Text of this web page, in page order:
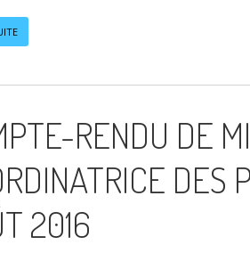
RENDU DE
DES
2016